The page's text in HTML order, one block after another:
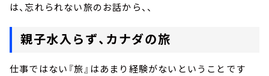
は、忘れられない旅のお話から、、
親子水入らず、カナダの旅
仕事ではない『旅』はあまり経験がないということです